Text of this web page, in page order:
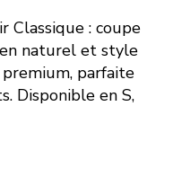
Classique : coupe
naturel et style
parfaite
Disponible en S,